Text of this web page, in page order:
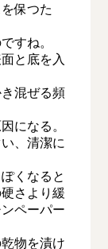
保つた
すね。
と底を入
混ぜる頻
になる。
、清潔に
くなると
さより緩
ペーパー
物を漬け